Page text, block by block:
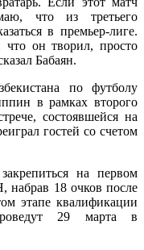
что из третьего
в премьер-лиге.
что он творил, просто
Бабаян.
по футболу
в рамках второго
состоявшейся на
гостей со счетом
на первом
набрав 18 очков после
этапе квалификации
29 марта в